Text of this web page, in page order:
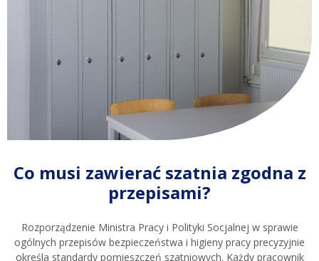
Co musi zawierać szatnia zgodna z
przepisami?
Rozporządzenie Ministra Pracy i Polityki Socjalnej w sprawie
ogólnych przepisów bezpieczeństwa i higieny pracy precyzyjnie
określa standardy pomieszczeń szatniowych. Każdy pracownik